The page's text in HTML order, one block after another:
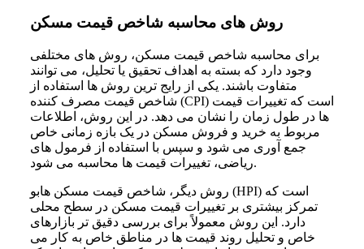
روش های محاسبه شاخص قیمت مسکن
برای محاسبه شاخص قیمت مسکن، روش های مختلفی
وجود دارد که بسته به اهداف تحقیق یا تحلیل، می توانند
متفاوت باشند. یکی از رایج ترین روش ها استفاده از
شاخص قیمت مصرف کننده (CPI) است که تغییرات قیمت
ها در طول زمان را نشان می دهد. در این روش، اطلاعات
مربوط به خرید و فروش مسکن در یک بازه زمانی خاص
جمع آوری می شود و سپس با استفاده از فرمول های
ریاضی، تغییرات قیمت ها محاسبه می شود.
روش دیگر، شاخص قیمت مسکن هابو (HPI) است که
تمرکز بیشتری بر تغییرات قیمت مسکن در سطح محلی
دارد. این روش معمولاً برای بررسی دقیق تر بازارهای
خاص و تحلیل روند قیمت ها در مناطق خاص به کار می